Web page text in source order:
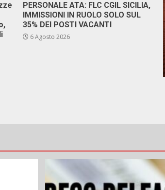
PERSONALE ATA: FLC CGIL SICILIA,
IMMISSIONI IN RUOLO SOLO SUL
35% DEI POSTI VACANTI
6 Agosto 2026